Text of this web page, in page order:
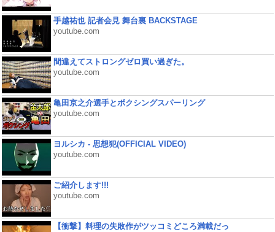
手越祐也 記者会見 舞台裏 BACKSTAGE
youtube.com
間違えてストロングゼロ買い過ぎた。
youtube.com
亀田京之介選手とボクシングスパーリング
youtube.com
ヨルシカ - 思想犯(OFFICIAL VIDEO)
youtube.com
ご紹介します!!!
youtube.com
【衝撃】料理の失敗作がツッコミどころ満載だっ